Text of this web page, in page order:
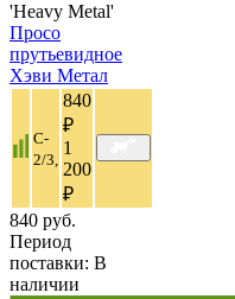
'Heavy Metal'
Просо
прутьевидное
Хэви Метал
C-
2/3,
840
₽
1
200
₽
840 руб.
Период
поставки: В
наличии